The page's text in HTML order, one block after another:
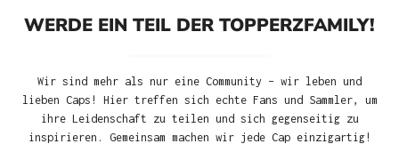
WERDE EIN TEIL DER TOPPERZFAMILY!
Wir sind mehr als nur eine Community – wir leben und
lieben Caps! Hier treffen sich echte Fans und Sammler, um
ihre Leidenschaft zu teilen und sich gegenseitig zu
inspirieren. Gemeinsam machen wir jede Cap einzigartig!